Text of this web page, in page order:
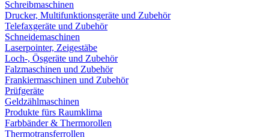
Schreibmaschinen
Drucker, Multifunktionsgeräte und Zubehör
Telefaxgeräte und Zubehör
Schneidemaschinen
Laserpointer, Zeigestäbe
Loch-, Ösgeräte und Zubehör
Falzmaschinen und Zubehör
Frankiermaschinen und Zubehör
Prüfgeräte
Geldzählmaschinen
Produkte fürs Raumklima
Farbbänder & Thermorollen
Thermotransferrollen